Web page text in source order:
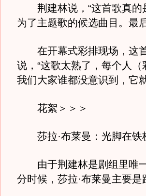
荆建林说，“这首歌真的
为了主题歌的候选曲目。最
在开幕式彩排现场，这首
说，“这歌太熟了，每个人
我们大家谁都没意识到，它
花絮＞＞＞
莎拉·布莱曼：光脚在铁
由于荆建林是剧组里唯一
分时候，莎拉·布莱曼主要是